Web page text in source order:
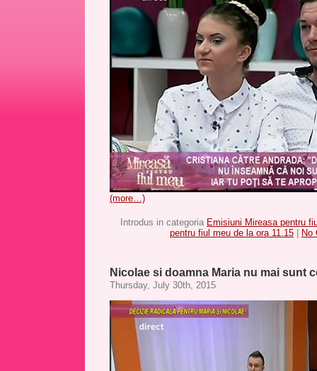
(more…)
Introdus in categoria Emisiuni Mireasa pentru
pentru fiul meu de la ora 11.15
No
Nicolae si doamna Maria nu mai sunt
Thursday, July 30th, 2015